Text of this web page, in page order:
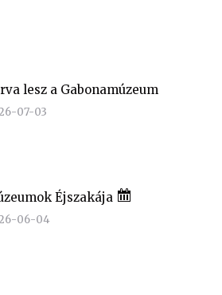
lesz a Gabonamúzeum
07-03
Éjszakája
06-04